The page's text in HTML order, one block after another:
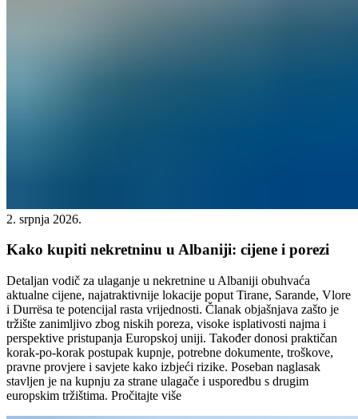
2. srpnja 2026.
Kako kupiti nekretninu u Albaniji: cijene i porezi
Detaljan vodič za ulaganje u nekretnine u Albaniji obuhvaća
aktualne cijene, najatraktivnije lokacije poput Tirane, Sarande, Vlore
i Durrësa te potencijal rasta vrijednosti. Članak objašnjava zašto je
tržište zanimljivo zbog niskih poreza, visoke isplativosti najma i
perspektive pristupanja Europskoj uniji. Također donosi praktičan
korak-po-korak postupak kupnje, potrebne dokumente, troškove,
pravne provjere i savjete kako izbjeći rizike. Poseban naglasak
stavljen je na kupnju za strane ulagače i usporedbu s drugim
europskim tržištima. Pročitajte više